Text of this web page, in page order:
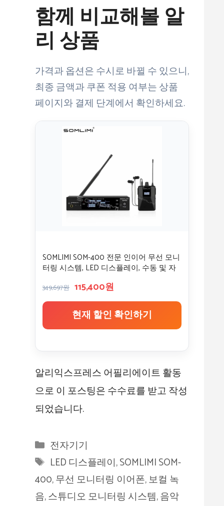
함께 비교해볼 알
리 상품
가격과 옵션은 수시로 바뀔 수 있으니,
최종 금액과 쿠폰 적용 여부는 상품
페이지와 결제 단계에서 확인하세요.
SOMLIMI SOM-400 전문 인이어 무선 모니
터링 시스템, LED 디스플레이, 수동 및 자
349,697원 115,400원
현재 할인 확인하기
알리익스프레스 어필리에이트 활동
으로 이 포스팅은 수수료를 받고 작성
되었습니다.
카
테
고
리
전자기기
태
그
LED 디스플레이,SOMLIMI SOM-
400,무선 모니터링 이어폰,보컬 녹
음,스튜디오 모니터링 시스템,음악